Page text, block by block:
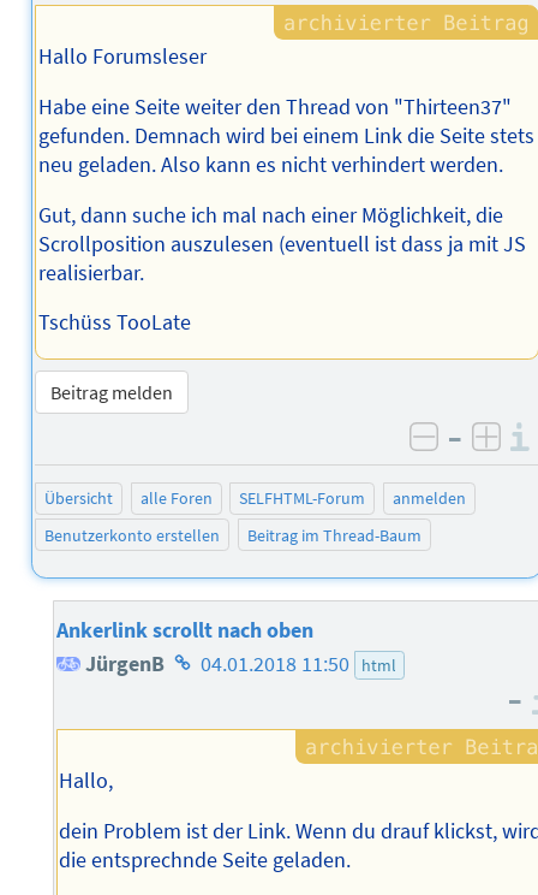
Hallo Forumsleser
Habe eine Seite weiter den Thread von "Thirteen37"
gefunden. Demnach wird bei einem Link die Seite stets
neu geladen. Also kann es nicht verhindert werden.
Gut, dann suche ich mal nach einer Möglichkeit, die
Scrollposition auszulesen (eventuell ist dass ja mit JS
realisierbar.
Tschüss TooLate
Beitrag melden
negativ
–
Übersicht alle Foren SELFHTML-Forum
anmelden
Benutzerkonto erstellen
Beitrag im Thread-Baum
Ankerlink scrollt nach oben
JürgenB Homepage
Autors
04.01.2018 11:50 html
–
Hallo,
dein Problem ist der Link. Wenn du drauf klickst,
die entsprechnde Seite geladen.